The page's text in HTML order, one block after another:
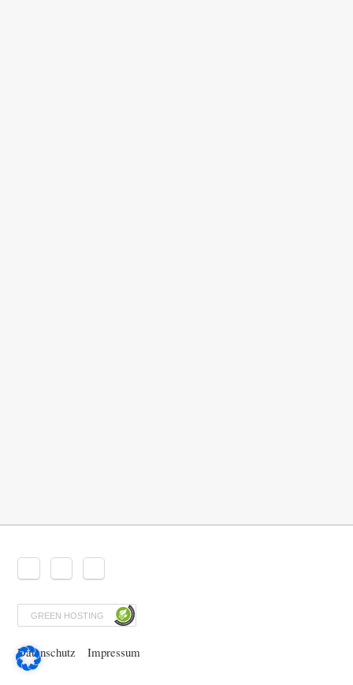
GREEN HOSTING
Datenschutz Impressum